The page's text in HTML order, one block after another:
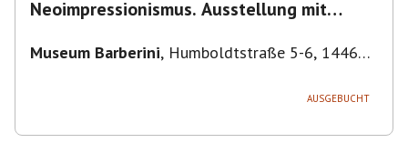
Neoimpressionismus. Ausstellung mit
Museum Barberini, Humboldtstraße 5-6, 14467
AUSGEBUCHT